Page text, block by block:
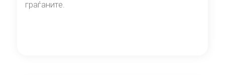
граѓаните.